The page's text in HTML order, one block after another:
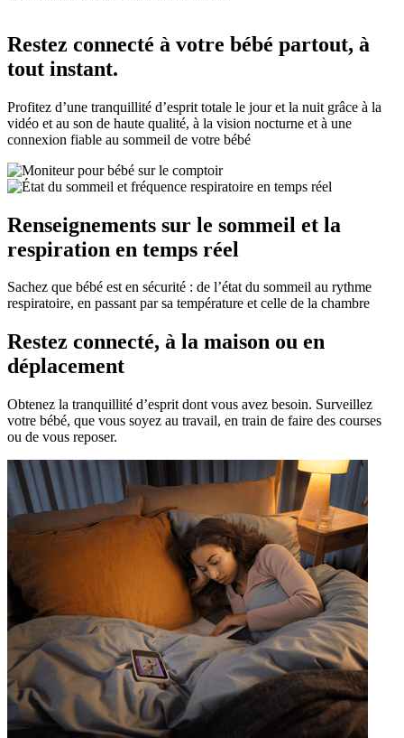
Restez connecté à votre bébé partout, à
tout instant.
Profitez d’une tranquillité d’esprit totale le jour et la nuit grâce à la
vidéo et au son de haute qualité, à la vision nocturne et à une
connexion fiable au sommeil de votre bébé
Renseignements sur le sommeil et la
respiration en temps réel
Sachez que bébé est en sécurité : de l’état du sommeil au rythme
respiratoire, en passant par sa température et celle de la chambre
Restez connecté, à la maison ou en
déplacement
Obtenez la tranquillité d’esprit dont vous avez besoin. Surveillez
votre bébé, que vous soyez au travail, en train de faire des courses
ou de vous reposer.